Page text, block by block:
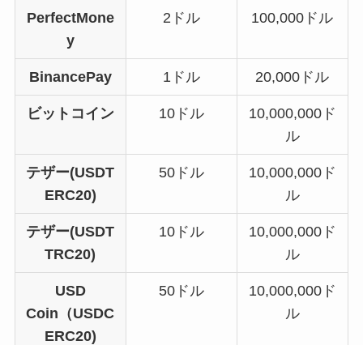
PerfectMone
y
2ドル 100,000ドル
BinancePay 1ドル 20,000ドル
ビットコイン 10ドル
10,000,000ド
ル
テザー(USDT
ERC20)
50ドル
10,000,000ド
ル
テザー(USDT
TRC20)
10ドル
10,000,000ド
ル
USD
Coin（USDC
ERC20)
50ドル
10,000,000ド
ル